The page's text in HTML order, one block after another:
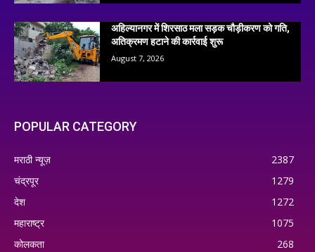
अहिल्यानगर में शिरसाठ मला सड़क चौड़ीकरण को गति,
अतिक्रमण हटाने की कार्रवाई शुरू
August 7, 2026
POPULAR CATEGORY
मराठी न्यूज़
2387
चंद्रपूर
1279
देश
1272
महाराष्ट्र
1075
कोलकता
268